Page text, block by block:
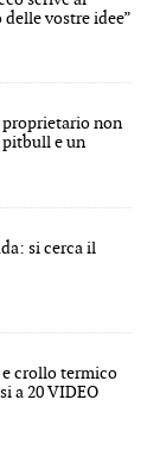
vostre idee”
proprietario non
e un
si cerca il
e crollo termico
a 20 VIDEO